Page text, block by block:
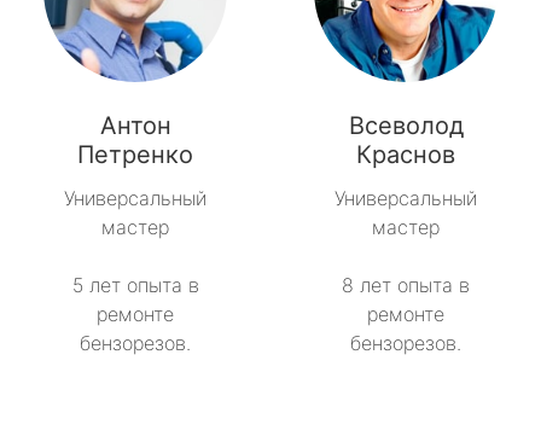
Янино-1
Антон
Петренко
Универсальный
мастер
5 лет опыта в
ремонте
бензорезов.
Всеволод
Краснов
Универсальный
мастер
8 лет опыта в
ремонте
бензорезов.